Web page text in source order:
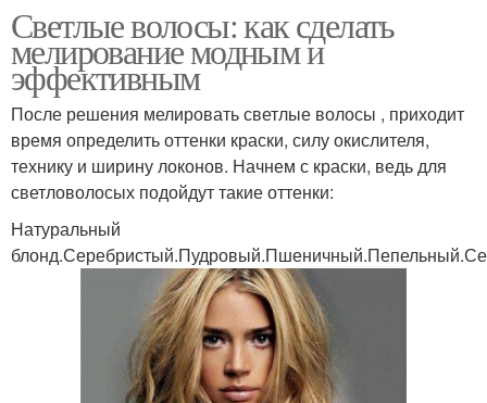
Светлые волосы: как сделать
мелирование модным и
эффективным
После решения мелировать светлые волосы , приходит
время определить оттенки краски, силу окислителя,
технику и ширину локонов. Начнем с краски, ведь для
светловолосых подойдут такие оттенки:
Натуральный